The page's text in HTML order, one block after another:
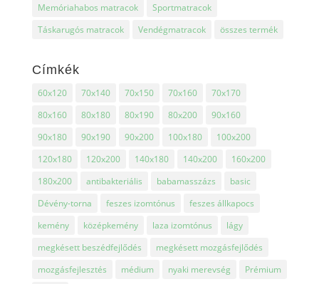
Memóriahabos matracok
Sportmatracok
Táskarugós matracok
Vendégmatracok összes termék
Címkék
60x120 70x140 70x150 70x160
70x170
80x160
80x180 80x190 80x200
90x160
90x180
90x190 90x200 100x180
100x200
120x180
120x200 140x180 140x200
160x200
180x200
antibakteriális babamasszázs
basic
Dévény-torna
feszes izomtónus
feszes állkapocs
kemény
középkemény laza izomtónus
lágy
megkésett beszédfejlődés
megkésett mozgásfejlődés
mozgásfejlesztés
médium nyaki merevség
Prémium